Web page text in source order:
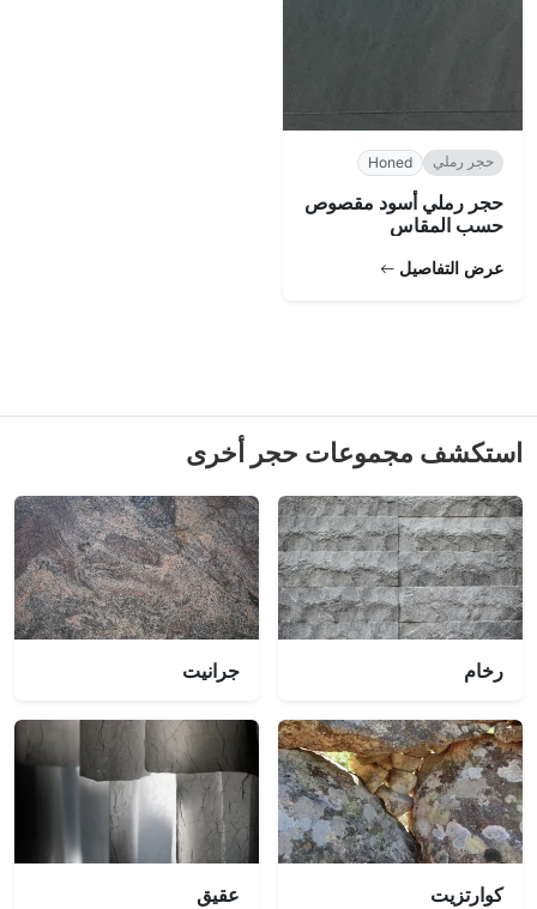
حجر رملي Honed
حجر رملي أسود مقصوص
حسب المقاس
عرض التفاصيل
استكشف مجموعات حجر أخرى
رخام جرانيت
كوارتزيت عقيق